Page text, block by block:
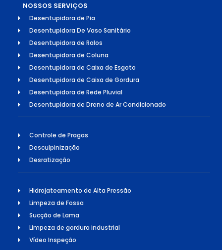
NOSSOS SERVIÇOS
Desentupidora de Pia
Desentupidora De Vaso Sanitário
Desentupidora de Ralos
Desentupidora de Coluna
Desentupidora de Caixa de Esgoto
Desentupidora de Caixa de Gordura
Desentupidora de Rede Pluvial
Desentupidora de Dreno de Ar Condicionado
Controle de Pragas
Desculpinização
Desratização
Hidrojateamento de Alta Pressão
Limpeza de Fossa
Sucção de Lama
Limpeza de gordura industrial
Vídeo Inspeção